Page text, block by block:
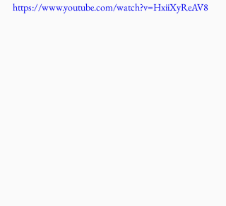
https://www.youtube.com/watch?v=HxiiXyReAV8